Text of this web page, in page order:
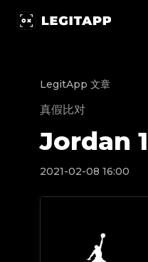
LegitApp 文章
真假比对
Jordan
2021-02-08 16:00